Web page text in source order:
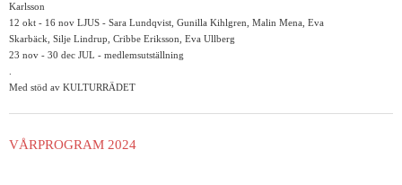
Karlsson
12 okt - 16 nov LJUS - Sara Lundqvist, Gunilla Kihlgren, Malin Mena, Eva
Skarbäck, Silje Lindrup, Cribbe Eriksson, Eva Ullberg
23 nov - 30 dec JUL - medlemsutställning
Med stöd av KULTURRÄDET
VÅRPROGRAM 2024